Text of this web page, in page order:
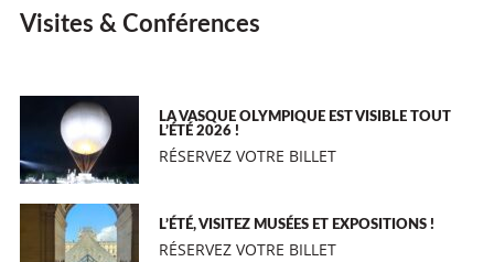
Visites & Conférences
LA VASQUE OLYMPIQUE EST VISIBLE TOUT
L’ÉTÉ 2026 !
RÉSERVEZ VOTRE BILLET
L’ÉTÉ, VISITEZ MUSÉES ET EXPOSITIONS !
RÉSERVEZ VOTRE BILLET